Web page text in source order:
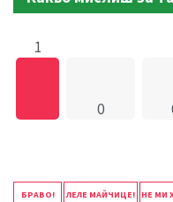
1
БРАВО!
0
ЛЕЛЕ МАЙЧИЦЕ! НЕ МИ